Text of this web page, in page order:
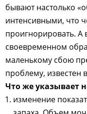
бывают настолько
интенсивными, что
проигнорировать. А
своевременном
маленькому сбою
проблему, известен
Что же указывает
изменение